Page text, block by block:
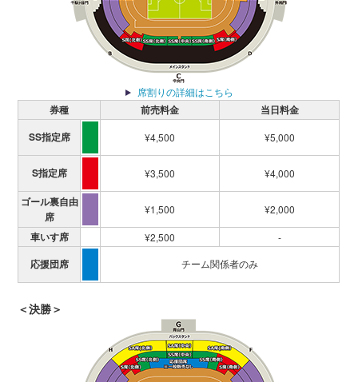
席割りの詳細はこちら
券種 前売料金
当日料金
SS指定席
¥4,500 ¥5,000
S指定席 ¥3,500 ¥4,000
ゴール裏自由
席
¥1,500 ¥2,000
車いす席 ¥2,500 -
応援団席 チーム関係者のみ
＜決勝＞